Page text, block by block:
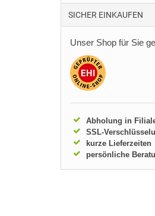
SICHER EINKAUFEN
Unser Shop für Sie
Abholung in
SSL-
kurze Lieferzeiten
persönliche